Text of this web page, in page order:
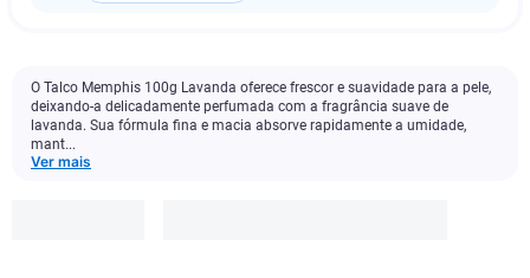
O Talco Memphis 100g Lavanda oferece frescor e suavidade para a pele,
deixando-a delicadamente perfumada com a fragrância suave de
lavanda. Sua fórmula fina e macia absorve rapidamente a umidade,
mant...
Ver mais